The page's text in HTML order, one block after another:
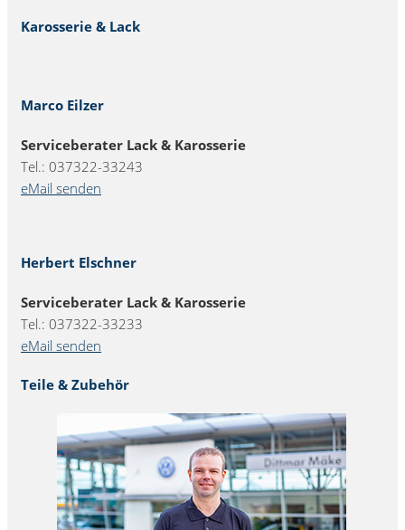
Karosserie & Lack
Marco Eilzer
Serviceberater Lack & Karosserie
Tel.: 037322-33243
eMail senden
Herbert Elschner
Serviceberater Lack & Karosserie
Tel.: 037322-33233
eMail senden
Teile & Zubehör